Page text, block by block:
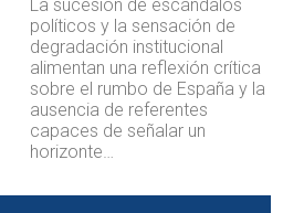
La sucesión de escándalos
políticos y la sensación de
degradación institucional
alimentan una reflexión crítica
sobre el rumbo de España y la
ausencia de referentes
capaces de señalar un
horizonte…